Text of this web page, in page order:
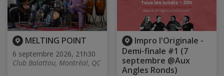
MELTING POINT
6 septembre 2026, 21h30
Club Balattou, Montréal, QC
Impro l'Originale -
Demi-finale #1 (7
septembre @Aux
Angles Ronds)